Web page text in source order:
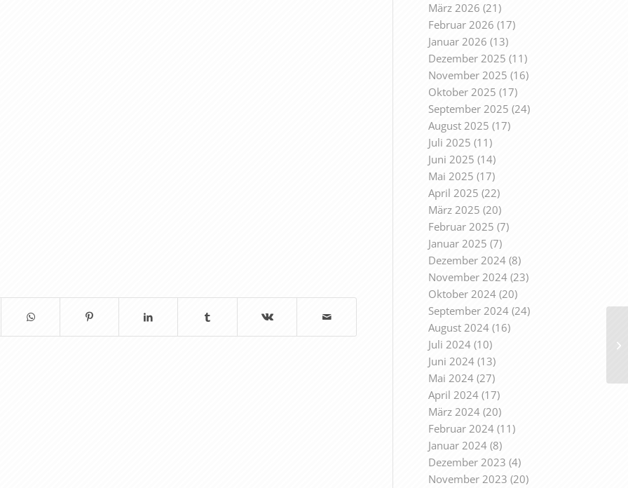
März 2026 (21)
Februar 2026 (17)
Januar 2026 (13)
Dezember 2025 (11)
November 2025 (16)
Oktober 2025 (17)
September 2025 (24)
August 2025 (17)
Juli 2025 (11)
Juni 2025 (14)
Mai 2025 (17)
April 2025 (22)
März 2025 (20)
Februar 2025 (7)
Januar 2025 (7)
Dezember 2024(8)
November 2024(23)
Oktober 2024(20)
September 2024(24)
August 2024(16)
Juli 2024(10)
Juni 2024(13)
Mai 2024(27)
April 2024(17)
März 2024(20)
Februar 2024(11)
Januar 2024(8)
Dezember 2023 (4)
November 2023 (20)